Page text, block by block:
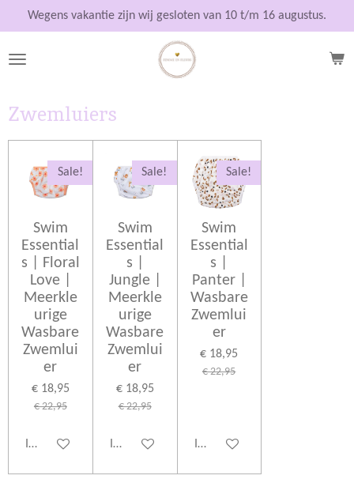
direct
naar
Wegens vakantie zijn wij gesloten van 10 t/m 16 augustus.
Zwemluiers
Sale!
Swim
Essential
s | Floral
Love |
Meerkle
urige
Wasbare
Zwemlui
er
€ 18,95
€ 22,95
In winkelwagen
Sale!
Swim
Essential
s |
Jungle |
Meerkle
urige
Wasbare
Zwemlui
er
€ 18,95
€ 22,95
In winkelwagen
Sale!
Swim
Essential
s |
Panter |
Wasbare
Zwemlui
er
€ 18,95
€ 22,95
In winkelwagen